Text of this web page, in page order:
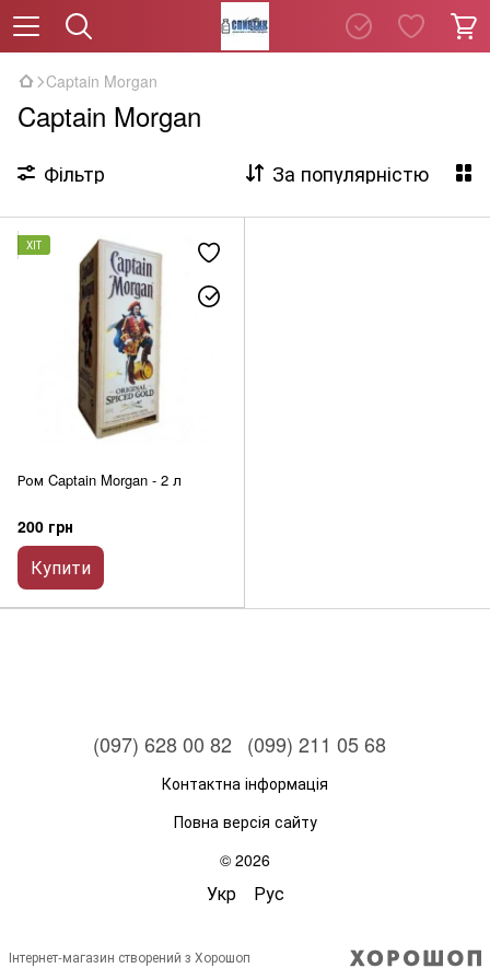
Captain Morgan
Captain Morgan
Фільтр За популярністю
ХІТ
Ром Captain Morgan - 2 л
200 грн
Купити
(097) 628 00 82 (099) 211 05 68
Контактна інформація
Повна версія сайту
© 2026
Укр Рус
Інтернет-магазин створений з Хорошоп